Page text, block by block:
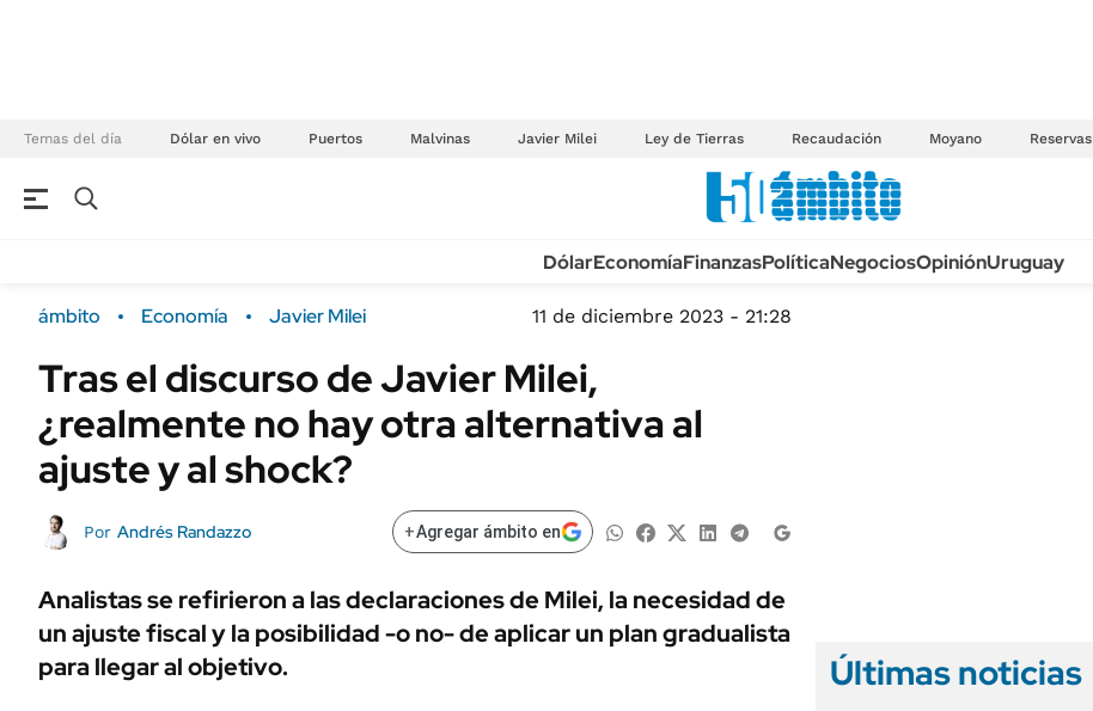
Temas del día Dólar en vivo Puertos Malvinas Javier Milei Ley de Tierras Recaudación Moyano Reservas
Campo
FINANZAS
Dólar
ÁMBITO DEBATE
Sustentabilidad
ENERGY REPORT
POLÍTICA
URUGUAY
TECNOLOGÍA
MÉXICO
INFORMACIÓN GENERAL
AUTOS
DólarEconomíaFinanzasPolíticaNegociosOpiniónUruguay
ámbito Economía Javier Milei 11 de diciembre 2023 - 21:28
Tras el discurso de Javier Milei,
¿realmente no hay otra alternativa al
ajuste y al shock?
Por Andrés Randazzo +Agregar ámbito en
Analistas se refirieron a las declaraciones de Milei, la necesidad de
un ajuste fiscal y la posibilidad -o no- de aplicar un plan gradualista
para llegar al objetivo.
Últimas noticias